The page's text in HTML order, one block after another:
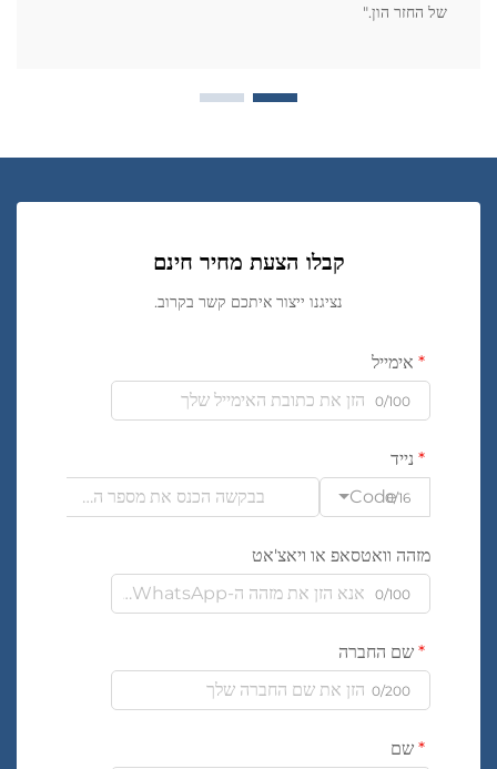
של החזר הון."
קבלו הצעת מחיר חינם
נציגנו ייצור איתכם קשר בקרוב.
אימייל
0/100
נייד
Code0/16
מזהה וואטסאפ או ויאצ'אט
0/100
שם החברה
0/200
שם